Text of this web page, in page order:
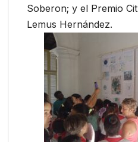
Soberon; y el Premio
Lemus Hernández.